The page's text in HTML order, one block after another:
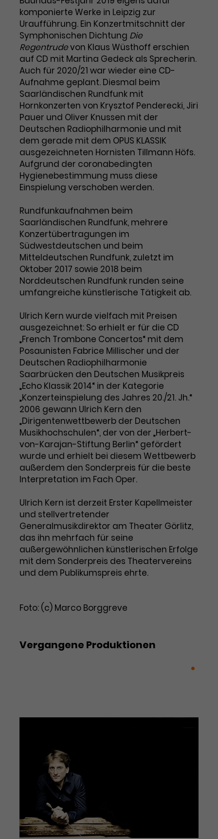
komponierte Werke in Leipzig zur
Uraufführung. Ein Konzertmitschnitt der
Symphonischen Dichtung Die
Regentrudevon Klaus Wüsthoff erschien
auf CD mit Martina Gedeck als Sprecherin.
Auch für 2020/21 war wieder eine CD-
Aufnahme geplant. Diesmal beim
Saarländischen Rundfunk mit
Hornkonzerten von Krysztof Penderecki, Jiri
Pauer und Oliver Knussen mit der
Deutschen Radiophilharmonie und mit
dem gerade mit dem OPUS KLASSIK
ausgezeichneten Hornisten Tillmann Höfs.
Aufgrund der coronabedingten
Hygienebestimmung muss diese
Einspielung verschoben werden.
Rundfunkaufnahmen beim
Saarländischen Rundfunk, mehrere
Konzertübertragungen im
Südwestdeutschen und beim
Mitteldeutschen Rundfunk, zuletzt im
Oktober 2017 sowie 2018 beim
Norddeutschen Rundfunk runden seine
umfangreiche künstlerische Tätigkeit ab.
Ulrich Kern wurde vielfach mit Preisen
ausgezeichnet: So erhielt er für die CD
„French Trombone Concertos“ mit dem
Posaunisten Fabrice Millischer und der
Deutschen Radiophilharmonie
Saarbrücken den Deutschen Musikpreis
„Echo Klassik 2014“ in der Kategorie
„Konzerteinspielung des Jahres 20./21. Jh.“
2006 gewann Ulrich Kern den
„Dirigentenwettbewerb der Deutschen
Musikhochschulen“, der von der „Herbert-
von-Karajan-Stiftung Berlin“ gefördert
wurde und erhielt bei diesem Wettbewerb
außerdem den Sonderpreis für die beste
Interpretation im Fach Oper.
Ulrich Kern ist derzeit Erster Kapellmeister
und stellvertretender
Generalmusikdirektor am Theater Görlitz,
das ihn mehrfach für seine
außergewöhnlichen künstlerischen Erfolge
mit dem Sonderpreis des Theatervereins
und dem Publikumspreis ehrte.
Foto: (c) Marco Borggreve
Vergangene Produktionen